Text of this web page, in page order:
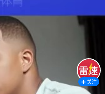
关注